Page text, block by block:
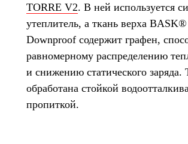
TORRE V2. В ней используется
утеплитель, а ткань верха
Downproof содержит графен,
равномерному распределению
и снижению статического заряда.
обработана стойкой
пропиткой.